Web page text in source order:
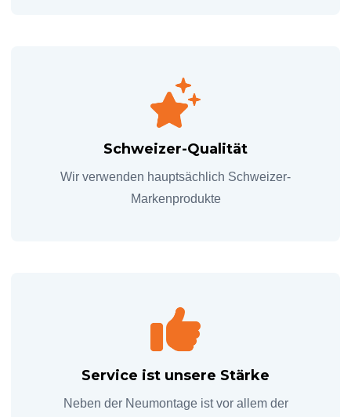
Schweizer-Qualität
Wir verwenden hauptsächlich Schweizer-
Markenprodukte
Service ist unsere Stärke
Neben der Neumontage ist vor allem der